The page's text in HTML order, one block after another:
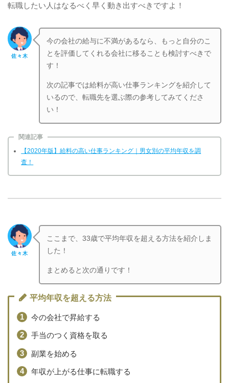
転職したい人はなるべく早く動き出すべきですよ！
佐々木
今の会社の給与に不満があるなら、もっと自分のこ
とを評価してくれる会社に移ることも検討すべきで
す！
次の記事では給料が高い仕事ランキングを紹介して
いるので、転職先を選ぶ際の参考してみてくださ
い！
関連記事
【2020年版】給料の高い仕事ランキング｜男女別の平均年収を調
査！
佐々木
ここまで、33歳で平均年収を超える方法を紹介しま
した！
まとめると次の通りです！
平均年収を超える方法
今の会社で昇給する
手当のつく資格を取る
副業を始める
年収が上がる仕事に転職する